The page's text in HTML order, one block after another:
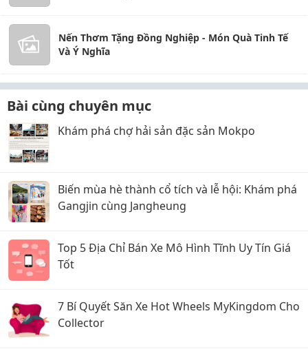
Nến Thơm Tặng Đồng Nghiệp - Món Quà Tinh Tế
Và Ý Nghĩa
Bài cùng chuyên mục
Khám phá chợ hải sản đặc sản Mokpo
Biến mùa hè thành cổ tích và lễ hội: Khám phá
Gangjin cùng Jangheung
Top 5 Địa Chỉ Bán Xe Mô Hình Tĩnh Uy Tín Giá
Tốt
7 Bí Quyết Săn Xe Hot Wheels MyKingdom Cho
Collector